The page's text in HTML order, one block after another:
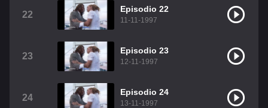
22
Episodio 22
11-11-1997
23
Episodio 23
12-11-1997
24
Episodio 24
13-11-1997